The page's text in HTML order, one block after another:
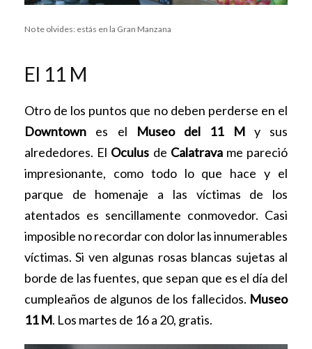
No te olvides: estás en la Gran Manzana
El 11 M
Otro de los puntos que no deben perderse en el
Downtown es el Museo del 11 My sus
alrededores. El Oculus de Calatravame pareció
impresionante, como todo lo que hace y el
parque de homenaje a las víctimas de los
atentados es sencillamente conmovedor. Casi
imposible no recordar con dolor las innumerables
víctimas. Si ven algunas rosas blancas sujetas al
borde de las fuentes, que sepan que es el día del
cumpleaños de algunos de los fallecidos. Museo
11 M. Los martes de 16 a 20, gratis.